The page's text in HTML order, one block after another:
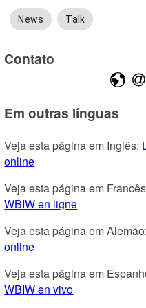
News Talk
Contato
Em outras línguas
Veja esta página em Inglês:
online
Veja esta página em
WBIW en ligne
Veja esta página em Alemão:
online
Veja esta página em
WBIW en vivo